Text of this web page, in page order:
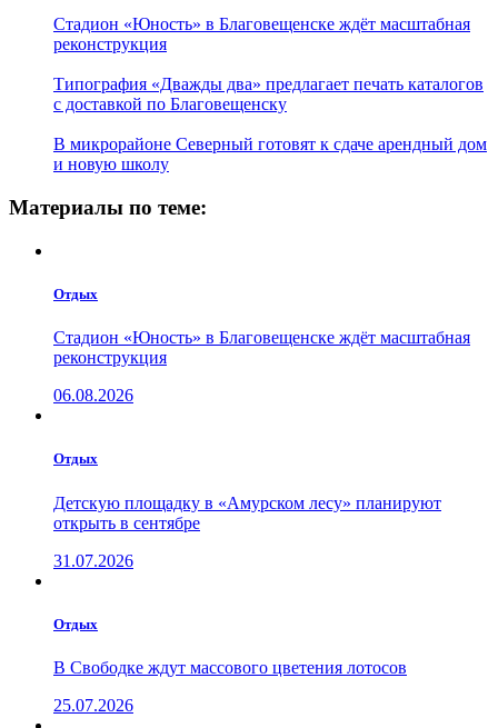
Стадион «Юность» в Благовещенске ждёт масштабная
реконструкция
Типография «Дважды два» предлагает печать каталогов
с доставкой по Благовещенску
В микрорайоне Северный готовят к сдаче арендный дом
и новую школу
Материалы по теме:
Отдых
Стадион «Юность» в Благовещенске ждёт масштабная
реконструкция
06.08.2026
Отдых
Детскую площадку в «Амурском лесу» планируют
открыть в сентябре
31.07.2026
Отдых
В Свободке ждут массового цветения лотосов
25.07.2026